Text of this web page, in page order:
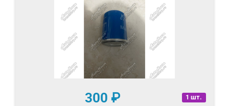
1 шт.
300 ₽